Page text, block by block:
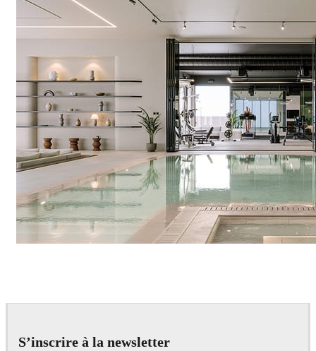
S’inscrire à la newsletter